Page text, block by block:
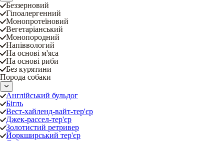
Беззерновий
Гіпоалергенний
Монопротеїновий
Вегетаріанський
Монопородний
Напіввологий
На основі м'яса
На основі риби
Без курятини
Порода собаки
Англійський бульдог
Бігль
Вест-хайленд-вайт-тер'єр
Джек-рассел-тер'єр
Золотистий ретривер
Йоркширський тер'єр